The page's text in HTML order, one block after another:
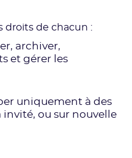
droits de chacun :
archiver,
et gérer les
uniquement à des
invité, ou sur nouvelle